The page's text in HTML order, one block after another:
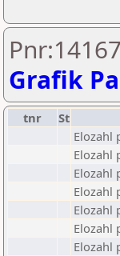
Grafik
tnr St
Elozahl
Elozahl
Elozahl
Elozahl
Elozahl
Elozahl
Elozahl